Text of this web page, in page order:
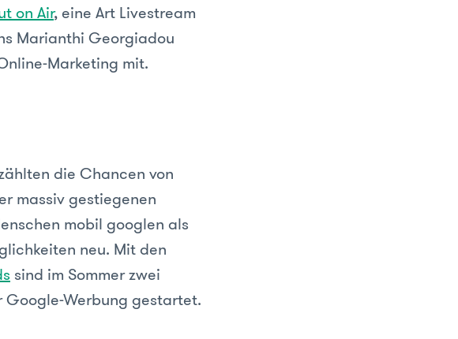
on Air, eine Art Livestream
Marianthi Georgiadou
Marketing mit.
die Chancen von
massiv gestiegenen
mobil googlen als
neu. Mit den
sind im Sommer zwei
Werbung gestartet.